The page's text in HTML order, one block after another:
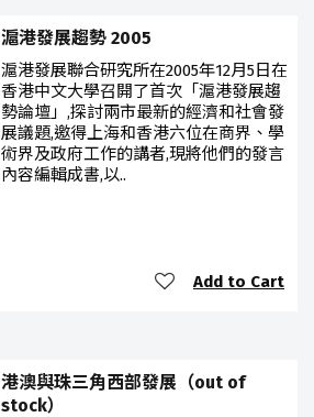
滬港發展趨勢 2005
滬港發展聯合研究所在2005年12月5日在
香港中文大學召開了首次「滬港發展趨
勢論壇」,探討兩市最新的經濟和社會發
展議題,邀得上海和香港六位在商界、學
術界及政府工作的講者,現將他們的發言
內容編輯成書,以..
Add to Cart
港澳與珠三角西部發展（out of
stock）